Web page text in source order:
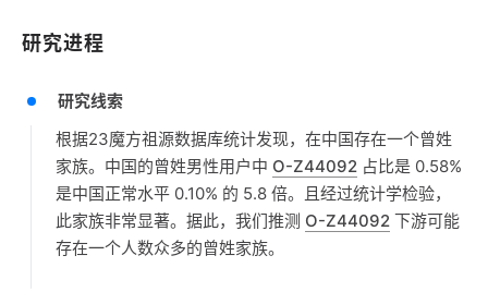
研究进程
研究线索
根据23魔方祖源数据库统计发现，在中国存在一个曾姓
家族。中国的曾姓男性用户中 O-Z44092 占比是 0.58%
是中国正常水平 0.10% 的 5.8 倍。且经过统计学检验，
此家族非常显著。据此，我们推测 O-Z44092 下游可能
存在一个人数众多的曾姓家族。